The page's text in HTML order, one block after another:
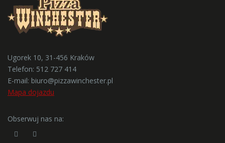
Ugorek 10, 31-456 Kraków
Telefon: 512 727 414
E-mail: biuro@pizzawinchester.pl
Mapa dojazdu
Obserwuj nas na: